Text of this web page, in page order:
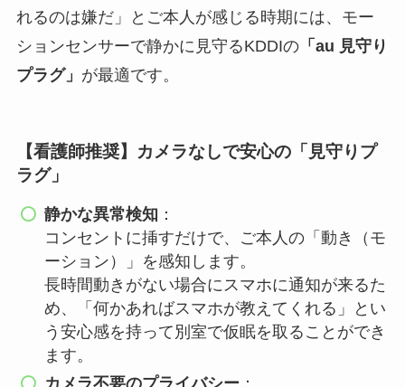
れるのは嫌だ」とご本人が感じる時期には、モー
ションセンサーで静かに見守るKDDIの「au 見守り
プラグ」 が最適です。
【看護師推奨】カメラなしで安心の「見守りプ
ラグ」
静かな異常検知 ：
コンセントに挿すだけで、ご本人の「動き（モ
ーション）」を感知します。
長時間動きがない場合にスマホに通知が来るた
め、「何かあればスマホが教えてくれる」とい
う安心感を持って別室で仮眠を取ることができ
ます。
カメラ不要のプライバシー ：